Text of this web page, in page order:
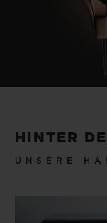
HINTER
UNSERE